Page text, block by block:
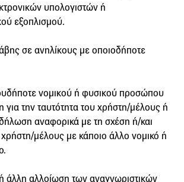
υπολογιστών ή
εξοπλισμού.
σε ανηλίκους με οποιοδήποτε
νομικού ή φυσικού προσώπου
την ταυτότητα του χρήστη/μέλους ή
αναφορικά με τη σχέση ή/και
μέλους με κάποιο άλλο νομικό ή
άλλη αλλοίωση των αναγνωριστικών